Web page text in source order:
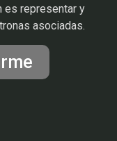
es representar y
asociadas.